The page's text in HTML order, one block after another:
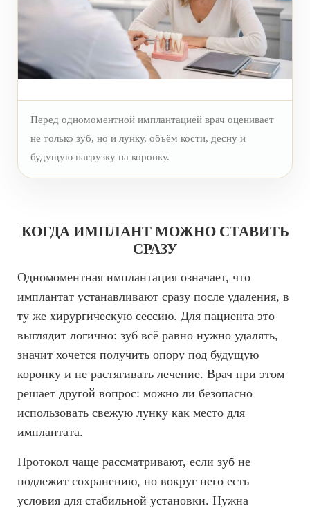
Протезирование All-on-4
Съемные зубные протезы
Мостовидные протезы
УДАЛЕНИЕ ЗУБОВ
О КЛИНИКЕ
ВАКАНСИИ
АКЦИИ
ФОТОГАЛЕРЕЯ
ОБОРУДОВАНИЕ
Перед одномоментной имплантацией врач оценивает
не только зуб, но и лунку, объём кости, десну и
будущую нагрузку на коронку.
КОГДА ИМПЛАНТ МОЖНО СТАВИТЬ
СРАЗУ
Одномоментная имплантация означает, что
имплантат устанавливают сразу после удаления, в
ту же хирургическую сессию. Для пациента это
выглядит логично: зуб всё равно нужно удалять,
значит хочется получить опору под будущую
коронку и не растягивать лечение. Врач при этом
решает другой вопрос: можно ли безопасно
использовать свежую лунку как место для
имплантата.
Протокол чаще рассматривают, если зуб не
подлежит сохранению, но вокруг него есть
условия для стабильной установки. Нужна